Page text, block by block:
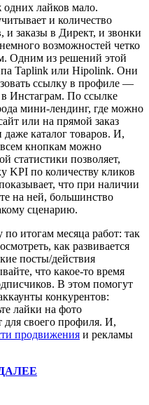
лайков мало.
и количество
и заказы в Директ, и звонки
возможностей четко
Одним из решений этой
Taplink или Hipolink. Они
ссылку в профиле —
Инстаграм. По ссылке
мини-лендинг, где можно
или на прямой заказ
каталог товаров. И,
всем кнопкам можно
статистики позволяет,
KPI по количеству кликов
что при наличии
на ней, большинство
сценарию.
итогам месяца работ: так
как развивается
посты/действия
что какое-то время
В этом помогут
конкурентов:
лайки на фото
для своего профиля. И,
продвижения и рекламы